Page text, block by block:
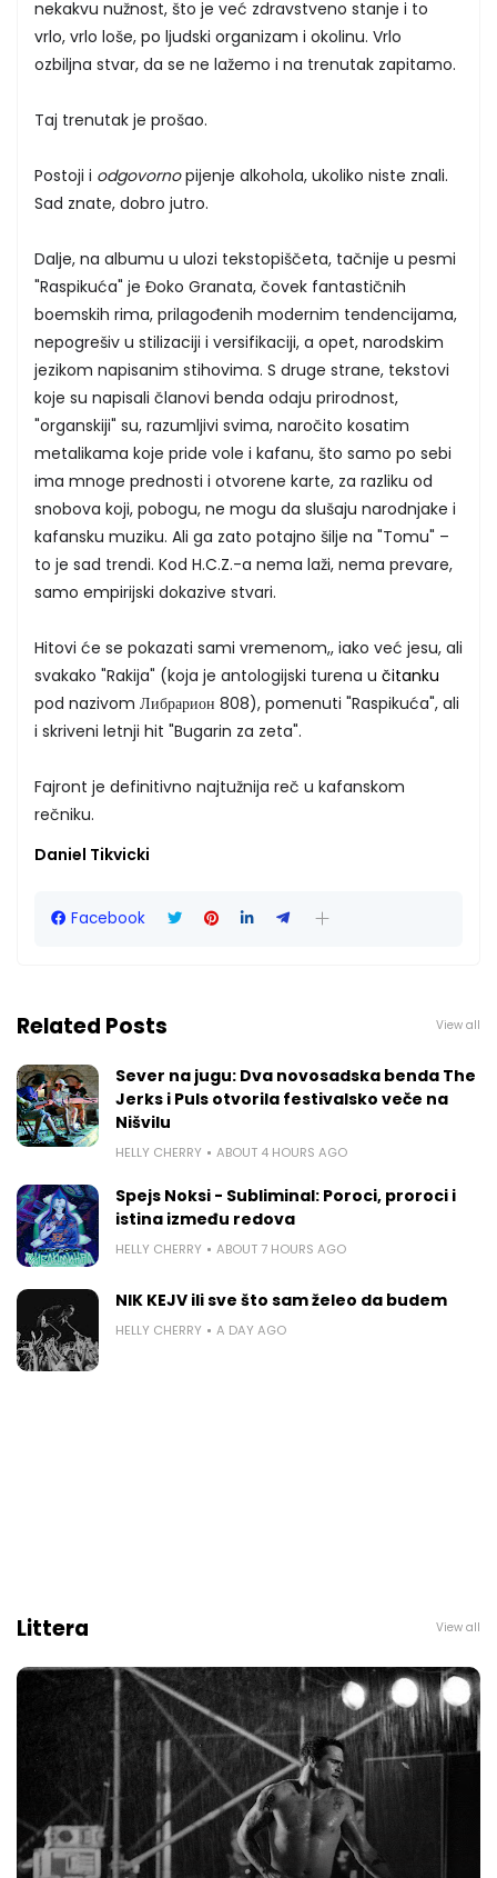
nekakvu nužnost, što je već zdravstveno stanje i to
vrlo, vrlo loše, po ljudski organizam i okolinu. Vrlo
ozbiljna stvar, da se ne lažemo i na trenutak zapitamo.
Taj trenutak je prošao.
Postoji i odgovornopijenje alkohola, ukoliko niste znali.
Sad znate, dobro jutro.
Dalje, na albumu u ulozi tekstopiščeta, tačnije u pesmi
"Raspikuća" je Đoko Granata, čovek fantastičnih
boemskih rima, prilagođenih modernim tendencijama,
nepogrešiv u stilizaciji i versifikaciji, a opet, narodskim
jezikom napisanim stihovima. S druge strane, tekstovi
koje su napisali članovi benda odaju prirodnost,
"organskiji" su, razumljivi svima, naročito kosatim
metalikama koje pride vole i kafanu, što samo po sebi
ima mnoge prednosti i otvorene karte, za razliku od
snobova koji, pobogu, ne mogu da slušaju narodnjake i
kafansku muziku. Ali ga zato potajno šilje na "Tomu" –
to je sad trendi. Kod H.C.Z.-a nema laži, nema prevare,
samo empirijski dokazive stvari.
Hitovi će se pokazati sami vremenom,, iako već jesu, ali
svakako "Rakija" (koja je antologijski turena u čitanku
pod nazivom Либрарион 808), pomenuti "Raspikuća", ali
i skriveni letnji hit "Bugarin za zeta".
Fajront je definitivno najtužnija reč u kafanskom
rečniku.
Daniel Tikvicki
Facebook
Related Posts View all
Sever na jugu: Dva novosadska benda The
Jerks i Puls otvorila festivalsko veče na
Nišvilu
HELLY CHERRY ABOUT 4 HOURS AGO
Spejs Noksi - Subliminal: Poroci, proroci i
istina između redova
HELLY CHERRY ABOUT 7 HOURS AGO
NIK KEJV ili sve što sam želeo da budem
HELLY CHERRY A DAY AGO
Littera View all